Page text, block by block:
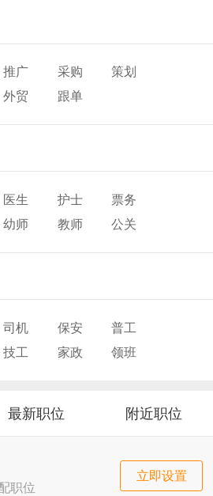
推广 采购
策划
外贸 跟单
医生 护士
票务
幼师 教师
公关
司机 保安
普工
技工 家政
领班
最新职位 附近职位
职位
立即设置